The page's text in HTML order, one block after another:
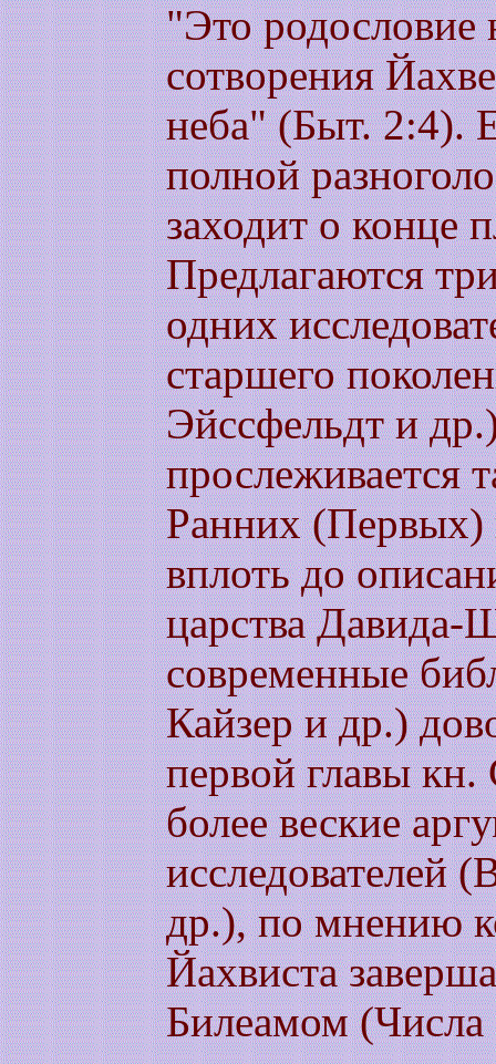
"Это родословие
сотворения
неба" (Быт. 2:4).
полной
заходит о конце
Предлагаются
одних
старшего
Эйссфельдт и
прослеживается
Ранних
вплоть до
царства Давида-
современные
Кайзер и др.)
первой главы
более веские
др.), по мнению
Йахвиста
Билеамом (Числа